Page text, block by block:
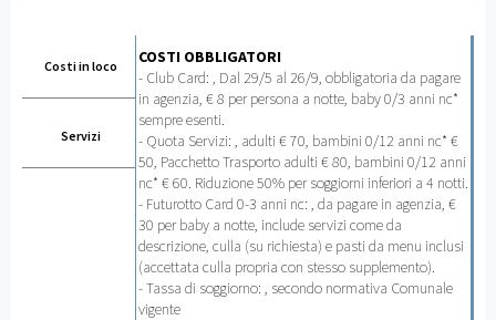
Costi in loco
Servizi
COSTI OBBLIGATORI
- Club Card: , Dal 29/5 al 26/9, obbligatoria da pagare
in agenzia, € 8 per persona a notte, baby 0/3 anni nc*
sempre esenti.
- Quota Servizi: , adulti € 70, bambini 0/12 anni nc* €
50, Pacchetto Trasporto adulti € 80, bambini 0/12 anni
nc* € 60. Riduzione 50% per soggiorni inferiori a 4 notti.
- Futurotto Card 0-3 anni nc: , da pagare in agenzia, €
30 per baby a notte, include servizi come da
descrizione, culla (su richiesta) e pasti da menu inclusi
(accettata culla propria con stesso supplemento).
- Tassa di soggiorno: , secondo normativa Comunale
vigente